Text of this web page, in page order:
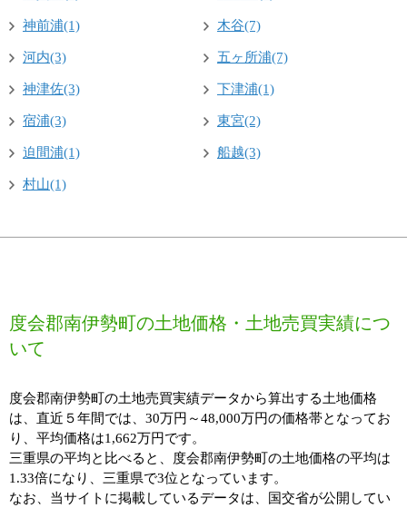
神前浦(1) 木谷(7)
河内(3) 五ヶ所浦(7)
神津佐(3) 下津浦(1)
宿浦(3) 東宮(2)
迫間浦(1) 船越(3)
村山(1)
度会郡南伊勢町の土地価格・土地売買実績につ
いて
度会郡南伊勢町の土地売買実績データから算出する土地価格
は、直近５年間では、30万円～48,000万円の価格帯となってお
り、平均価格は1,662万円です。
三重県の平均と比べると、度会郡南伊勢町の土地価格の平均は
1.33倍になり、三重県で3位となっています。
なお、当サイトに掲載しているデータは、国交省が公開してい